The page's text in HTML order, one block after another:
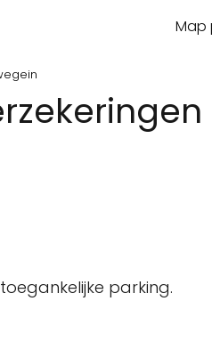
Map
parking.